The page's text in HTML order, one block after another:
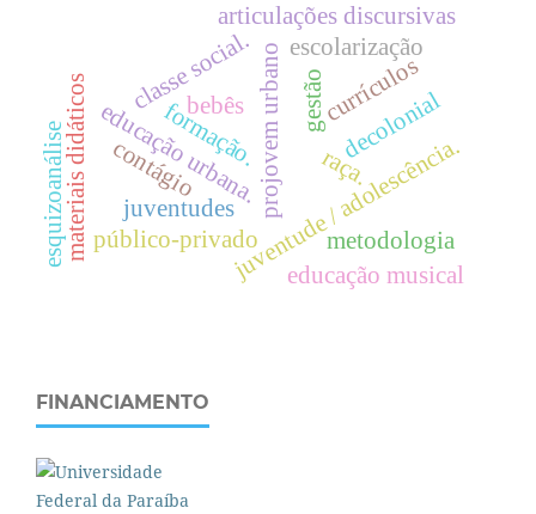
currículos
projovem urbano
juventude / adolescência.
e
d
u
c
a
ç
ã
o
u
r
b
a
n
a
.
c
l
a
s
s
e
s
o
c
i
a
l
.
raça.
gestão
juventudes
escolarização
materiais didáticos público-privado
esquizoanálise formação. decolonial
bebês
contágio
articulações discursivas
metodologia
educação musical
FINANCIAMENTO